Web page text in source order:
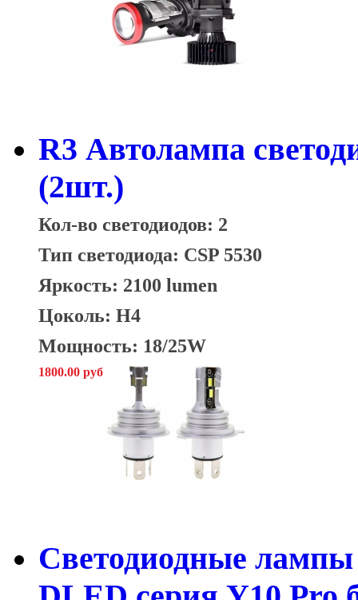
R3 Автолампа
(2шт.)
Кол-во светодиодов: 2
Тип светодиода: CSP 5530
Яркость: 2100 lumen
Цоколь: H4
Мощность: 18/25W
1800.00 руб
Светодиодные лампы